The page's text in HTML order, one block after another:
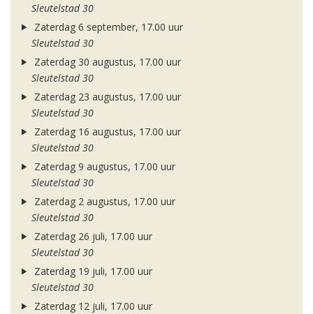
Sleutelstad 30
Zaterdag 6 september, 17.00 uur
Sleutelstad 30
Zaterdag 30 augustus, 17.00 uur
Sleutelstad 30
Zaterdag 23 augustus, 17.00 uur
Sleutelstad 30
Zaterdag 16 augustus, 17.00 uur
Sleutelstad 30
Zaterdag 9 augustus, 17.00 uur
Sleutelstad 30
Zaterdag 2 augustus, 17.00 uur
Sleutelstad 30
Zaterdag 26 juli, 17.00 uur
Sleutelstad 30
Zaterdag 19 juli, 17.00 uur
Sleutelstad 30
Zaterdag 12 juli, 17.00 uur